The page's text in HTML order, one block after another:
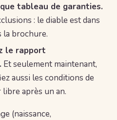
tableau de garanties.
: le diable est dans
la brochure.
le rapport
Et seulement maintenant,
aussi les conditions de
après un an.
(naissance,